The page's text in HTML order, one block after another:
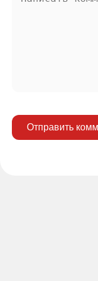
Отправить